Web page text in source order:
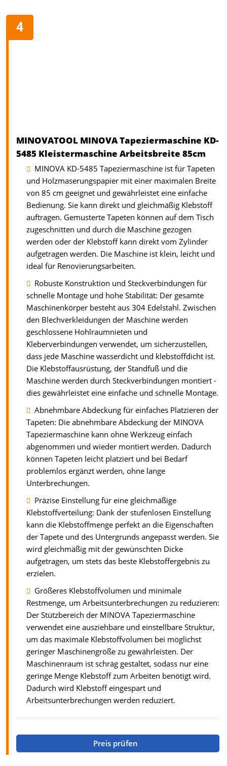
MINOVATOOL MINOVA Tapeziermaschine KD-
5485 Kleistermaschine Arbeitsbreite 85cm
MINOVA KD-5485 Tapeziermaschine ist für Tapeten
und Holzmaserungspapier mit einer maximalen Breite
von 85 cm geeignet und gewährleistet eine einfache
Bedienung. Sie kann direkt und gleichmäßig Klebstoff
auftragen. Gemusterte Tapeten können auf dem Tisch
zugeschnitten und durch die Maschine gezogen
werden oder der Klebstoff kann direkt vom Zylinder
aufgetragen werden. Die Maschine ist klein, leicht und
ideal für Renovierungsarbeiten.
Robuste Konstruktion und Steckverbindungen für
schnelle Montage und hohe Stabilität: Der gesamte
Maschinenkörper besteht aus 304 Edelstahl. Zwischen
den Blechverkleidungen der Maschine werden
geschlossene Hohlraumnieten und
Kleberverbindungen verwendet, um sicherzustellen,
dass jede Maschine wasserdicht und klebstoffdicht ist.
Die Klebstoffausrüstung, der Standfuß und die
Maschine werden durch Steckverbindungen montiert -
dies gewährleistet eine einfache und schnelle Montage.
Abnehmbare Abdeckung für einfaches Platzieren der
Tapeten: Die abnehmbare Abdeckung der MINOVA
Tapeziermaschine kann ohne Werkzeug einfach
abgenommen und wieder montiert werden. Dadurch
können Tapeten leicht platziert und bei Bedarf
problemlos ergänzt werden, ohne lange
Unterbrechungen.
Präzise Einstellung für eine gleichmäßige
Klebstoffverteilung: Dank der stufenlosen Einstellung
kann die Klebstoffmenge perfekt an die Eigenschaften
der Tapete und des Untergrunds angepasst werden. Sie
wird gleichmäßig mit der gewünschten Dicke
aufgetragen, um stets das beste Klebstoffergebnis zu
erzielen.
Größeres Klebstoffvolumen und minimale
Restmenge, um Arbeitsunterbrechungen zu reduzieren:
Der Stützbereich der MINOVA Tapeziermaschine
verwendet eine ausziehbare und einstellbare Struktur,
um das maximale Klebstoffvolumen bei möglichst
geringer Maschinengröße zu gewährleisten. Der
Maschinenraum ist schräg gestaltet, sodass nur eine
geringe Menge Klebstoff zum Arbeiten benötigt wird.
Dadurch wird Klebstoff eingespart und
Arbeitsunterbrechungen werden reduziert.
Preis prüfen